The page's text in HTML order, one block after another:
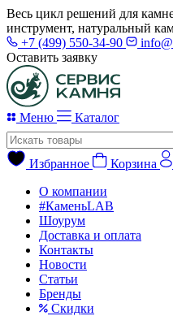
Весь цикл решений для
инструмент, натуральный
+7 (499) 550-34-90
Оставить заявку
Меню Каталог
Избранное Корзина
О компании
#КаменьLAB
Шоурум
Доставка и оплата
Контакты
Новости
Статьи
Бренды
Скидки